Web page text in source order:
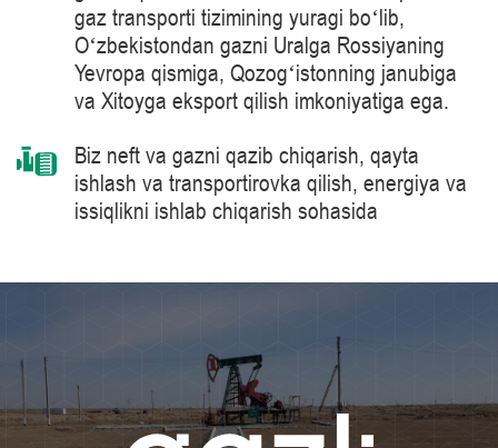
gaz transporti tizimining yuragi boʻlib,
Oʻzbekistondan gazni Uralga Rossiyaning
Yevropa qismiga, Qozogʻistonning janubiga
va Xitoyga eksport qilish imkoniyatiga ega.
Biz neft va gazni qazib chiqarish, qayta
ishlash va transportirovka qilish, energiya va
issiqlikni ishlab chiqarish sohasida
MVt quvvatga ega bo‘lgan gaz haydash
agregatlari kabi tabiiy gazni tayyorlash va
tashish jarayonlarida ilg‘or texnologiyalarni
qo‘llaymiz.